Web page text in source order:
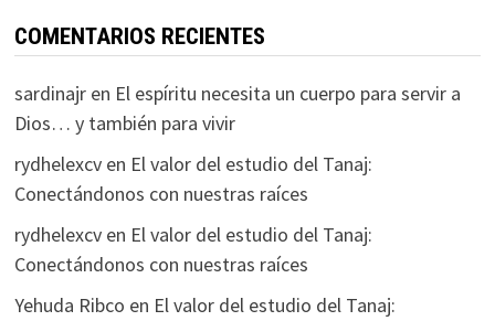
COMENTARIOS RECIENTES
sardinajren El espíritu necesita un cuerpo para servir a
Dios… y también para vivir
rydhelexcven El valor del estudio del Tanaj:
Conectándonos con nuestras raíces
rydhelexcven El valor del estudio del Tanaj:
Conectándonos con nuestras raíces
Yehuda Ribco en El valor del estudio del Tanaj: